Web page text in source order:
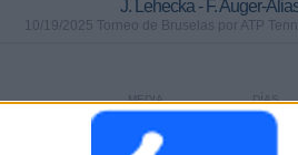
J. Lehecka - F. Auger-
10/19/2025 Torneo de Bruselas por ATP
DÍAS
295
MEDIA
2